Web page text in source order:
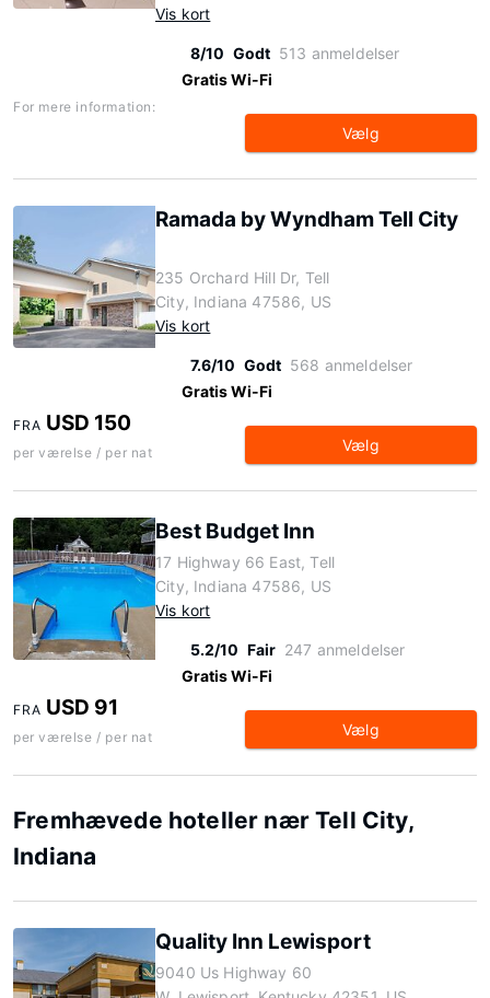
Vis kort
8/10 Godt 513 anmeldelser
Gratis Wi-Fi
For mere information:
Vælg
Ramada by Wyndham Tell City
235 Orchard Hill Dr, Tell
City, Indiana 47586, US
Vis kort
7.6/10 Godt 568 anmeldelser
Gratis Wi-Fi
FRA USD 150
per værelse / per nat Vælg
Best Budget Inn
17 Highway 66 East, Tell
City, Indiana 47586, US
Vis kort
5.2/10 Fair 247 anmeldelser
Gratis Wi-Fi
FRA USD 91
per værelse / per nat Vælg
Fremhævede hoteller nær Tell City,
Indiana
Quality Inn Lewisport
9040 Us Highway 60